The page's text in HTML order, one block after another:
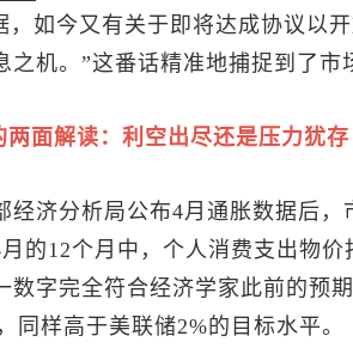
，如今又有关于即将达成协议以
之机。”这番话精准地捕捉到了市
两面解读：利空出尽还是压力犹存
经济分析局公布4月通胀数据后
的12个月中，个人消费支出物
数字完全符合经济学家此前的预
同样高于美联储2%的目标水平。